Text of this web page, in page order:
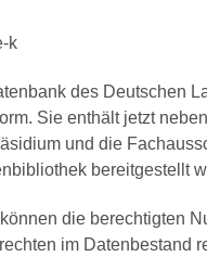
des Deutschen
Sie enthält jetzt
und die
bereitgestellt
die berechtigten
im Datenbestand